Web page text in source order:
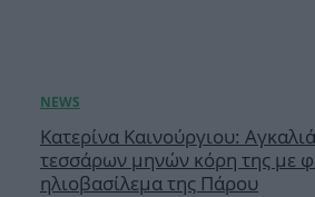
Κατερίνα Καινούργιου:
τεσσάρων μηνών κόρη της με
ηλιοβασίλεμα της Πάρου